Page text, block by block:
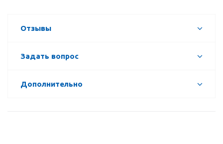
Отзывы
Задать вопрос
Дополнительно